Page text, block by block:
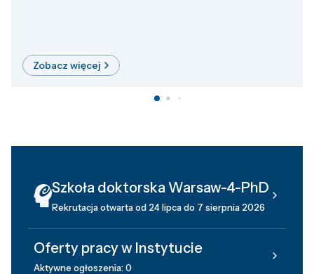
Zobacz więcej
Szkoła doktorska Warsaw-4-PhD
Rekrutacja otwarta od 24 lipca do 7 sierpnia 2026
Oferty pracy w Instytucie
Aktywne ogłoszenia: 0